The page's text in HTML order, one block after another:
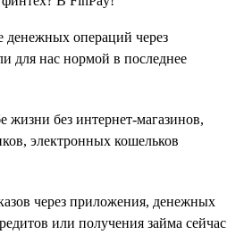
денежных операций через
для нас нормой в последнее
жизни без интернет-магазинов,
электронных кошельков
через приложения, денежных
или получения займа сейчас